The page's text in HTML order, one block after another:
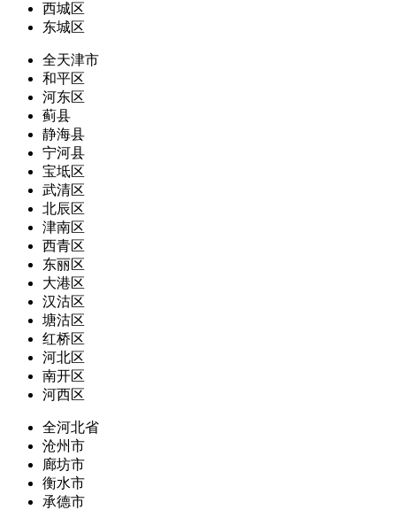
西城区
东城区
全天津市
和平区
河东区
蓟县
静海县
宁河县
宝坻区
武清区
北辰区
津南区
西青区
东丽区
大港区
汉沽区
塘沽区
红桥区
河北区
南开区
河西区
全河北省
沧州市
廊坊市
衡水市
承德市